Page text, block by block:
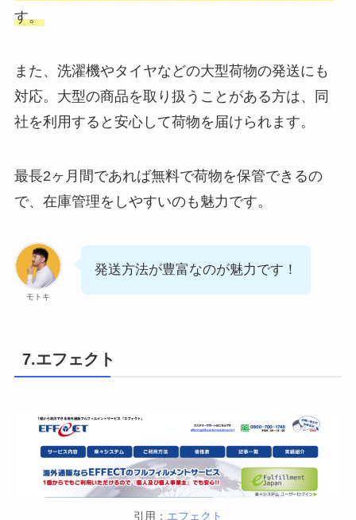
す。
また、洗濯機やタイヤなどの大型荷物の発送にも
対応。大型の商品を取り扱うことがある方は、同
社を利用すると安心して荷物を届けられます。
最長2ヶ月間であれば無料で荷物を保管できるの
で、在庫管理をしやすいのも魅力です。
モトキ
発送方法が豊富なのが魅力です！
7.エフェクト
引用： エフェクト